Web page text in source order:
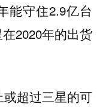
能守住2.9亿台
2020年的出货
超过三星的可